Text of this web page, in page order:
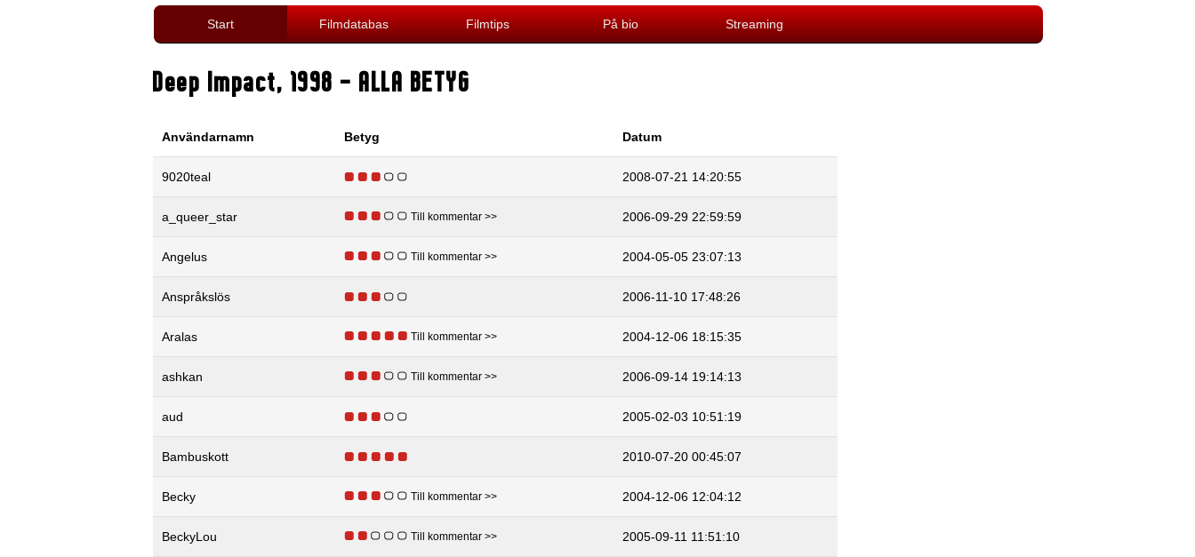
Start Filmdatabas Filmtips På bio Streaming
Deep Impact, 1998 - ALLA BETYG
Användarnamn Betyg Datum
9020teal 2008-07-21 14:20:55
a_queer_star Till kommentar >> 2006-09-29 22:59:59
Angelus Till kommentar >> 2004-05-05 23:07:13
Anspråkslös 2006-11-10 17:48:26
Aralas Till kommentar >> 2004-12-06 18:15:35
ashkan Till kommentar >> 2006-09-14 19:14:13
aud 2005-02-03 10:51:19
Bambuskott 2010-07-20 00:45:07
Becky Till kommentar >> 2004-12-06 12:04:12
BeckyLou Till kommentar >> 2005-09-11 11:51:10